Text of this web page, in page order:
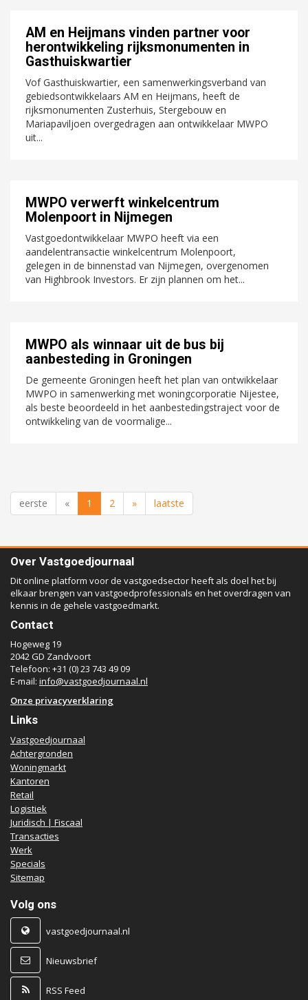
AM en Heijmans vinden partner voor
herontwikkeling rijksmonumenten in
Gasthuiskwartier
Vof Gasthuiskwartier, een samenwerkingsverband van
gebiedsontwikkelaars AM en Heijmans, heeft de
rijksmonumenten Zusterhuis, Stergebouw en
Mariapaviljoen overgedragen aan ontwikkelaar MWPO
uit...
MWPO verwerft winkelcentrum
Molenpoort in Nijmegen
Vastgoedontwikkelaar MWPO heeft via een
aandelentransactie winkelcentrum Molenpoort,
gelegen in de binnenstad van Nijmegen, overgenomen
van Highbrook Investors. Er zijn plannen om het...
MWPO als winnaar uit de bus bij
aanbesteding in Groningen
De gemeente Groningen heeft het plan van ontwikkelaar
MWPO in samenwerking met woningcorporatie Nijestee,
als beste beoordeeld in het aanbestedingstraject voor de
ontwikkeling van de voormalige...
eerste « 1 2 » laatste
Over Vastgoedjournaal
Dit online platform voor de vastgoedsector heeft als doel het bij
elkaar brengen van vastgoedprofessionals en het overdragen van
kennis in de gehele vastgoedmarkt.
Contact
Hogeweg 19
2042 GD Zandvoort
Telefoon: +31 (0) 23 743 49 09
E-mail: info@vastgoedjournaal.nl
Onze privacyverklaring
Links
Vastgoedjournaal
Achtergronden
Woningmarkt
Kantoren
Retail
Logistiek
Juridisch | Fiscaal
Transacties
Werk
Specials
Sitemap
Volg ons
vastgoedjournaal.nl
Nieuwsbrief
RSS Feed